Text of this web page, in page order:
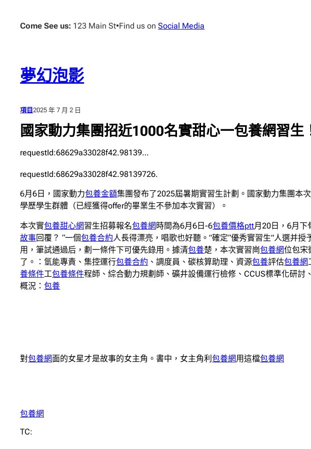
Come See us: 123 Main St•Find us onSocial Media
夢幻泡影
項目2025 年 7 月 2 日
國家動力集團招近1000名實甜心一包養網習生
requestId:68629a33028f42.98139…
requestId:68629a33028f42.98139726.
6月6日，國家動力包養金額集團發布了2025屆暑期實習生計劃。國家動力集團本
學歷學生群體（已經獲得offer的畢業生不參加本次實習）。
本次實包養甜心網習生招募報名包養網 時間為6月6日-6包養價格ptt月20日，6月下
故事回覆？ “一個包養合約人長得漂亮，唱歌也好聽。”確定“優秀實習生”人選并授
用，筆試通過后，劃一條件下可優先錄用。據清包養楚，本次實習崗包養網位包宋
了。：氫能專責、集控運行包養合約 、調度員、碳核算助理、資源包養評估包養網
養條件工包養條件程師、綜合動力規劃師、礦井設備運行檢修、CCUS標準化研討
概況：包養
對包養網面的女星才是故事的女主角。書中，女主角利包養網用這檔包養網
包養網
TC: